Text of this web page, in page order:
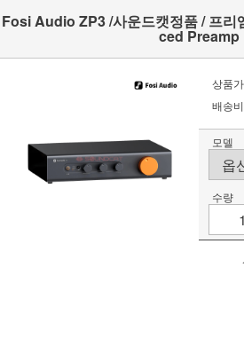
Fosi Audio ZP3 /사운드캣정품 / 프리
ced Preamp
상품가
배송비
모델
수량